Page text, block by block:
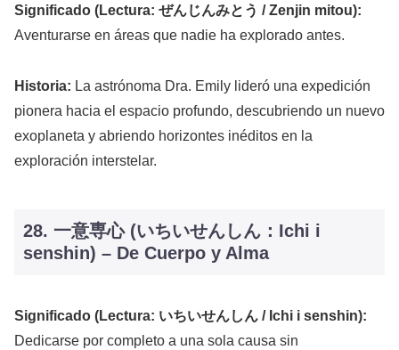
Significado (Lectura: ぜんじんみとう / Zenjin mitou):
Aventurarse en áreas que nadie ha explorado antes.
Historia: La astrónoma Dra. Emily lideró una expedición
pionera hacia el espacio profundo, descubriendo un nuevo
exoplaneta y abriendo horizontes inéditos en la
exploración interstelar.
28. 一意専心 (いちいせんしん：Ichi i
senshin) – De Cuerpo y Alma
Significado (Lectura: いちいせんしん / Ichi i senshin):
Dedicarse por completo a una sola causa sin